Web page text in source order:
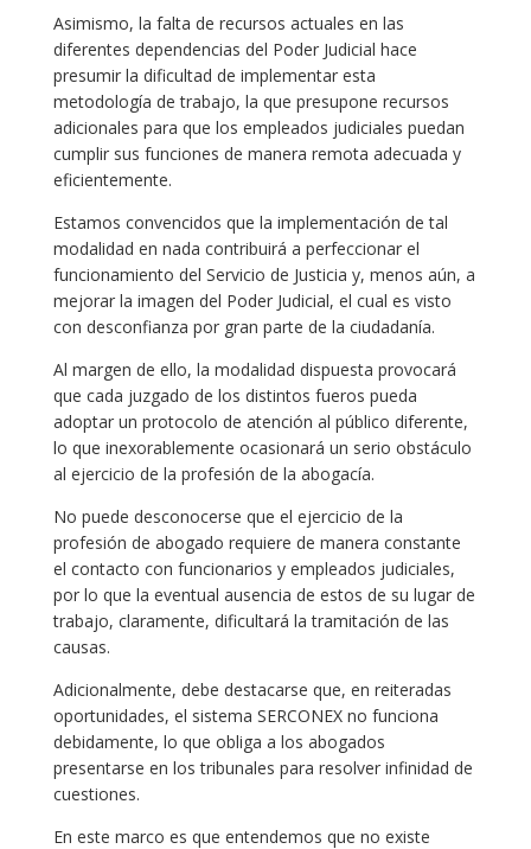
Asimismo, la falta de recursos actuales en las
diferentes dependencias del Poder Judicial hace
presumir la dificultad de implementar esta
metodología de trabajo, la que presupone recursos
adicionales para que los empleados judiciales puedan
cumplir sus funciones de manera remota adecuada y
eficientemente.
Estamos convencidos que la implementación de tal
modalidad en nada contribuirá a perfeccionar el
funcionamiento del Servicio de Justicia y, menos aún, a
mejorar la imagen del Poder Judicial, el cual es visto
con desconfianza por gran parte de la ciudadanía.
Al margen de ello, la modalidad dispuesta provocará
que cada juzgado de los distintos fueros pueda
adoptar un protocolo de atención al público diferente,
lo que inexorablemente ocasionará un serio obstáculo
al ejercicio de la profesión de la abogacía.
No puede desconocerse que el ejercicio de la
profesión de abogado requiere de manera constante
el contacto con funcionarios y empleados judiciales,
por lo que la eventual ausencia de estos de su lugar de
trabajo, claramente, dificultará la tramitación de las
causas.
Adicionalmente, debe destacarse que, en reiteradas
oportunidades, el sistema SERCONEX no funciona
debidamente, lo que obliga a los abogados
presentarse en los tribunales para resolver infinidad de
cuestiones.
En este marco es que entendemos que no existe